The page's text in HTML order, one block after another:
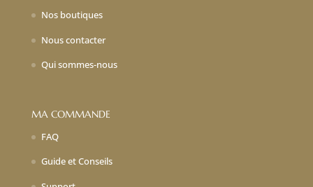
Nos boutiques
Nous contacter
Qui sommes-nous
MA COMMANDE
FAQ
Guide et Conseils